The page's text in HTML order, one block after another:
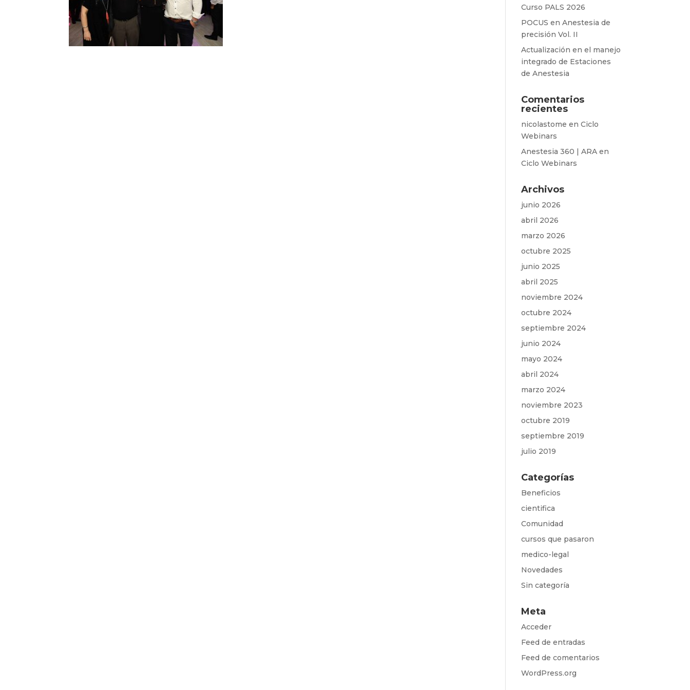
Curso PALS 2026
POCUS en Anestesia de
precisión Vol. II
Actualización en el manejo
integrado de Estaciones
de Anestesia
Comentarios
recientes
nicolastome enCiclo
Webinars
Anestesia 360 | ARA en
Ciclo Webinars
Archivos
junio 2026
abril 2026
marzo 2026
octubre 2025
junio 2025
abril 2025
noviembre 2024
octubre 2024
septiembre 2024
junio 2024
mayo 2024
abril 2024
marzo 2024
noviembre 2023
octubre 2019
septiembre 2019
julio 2019
Categorías
Beneficios
cientifica
Comunidad
cursos que pasaron
medico-legal
Novedades
Sin categoría
Meta
Acceder
Feed de entradas
Feed de comentarios
WordPress.org